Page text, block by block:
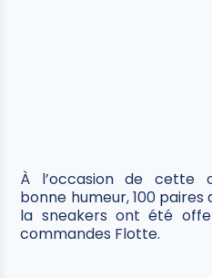
À l’occasion de cette
bonne humeur, 100
la sneakers ont été
commandes Flotte.